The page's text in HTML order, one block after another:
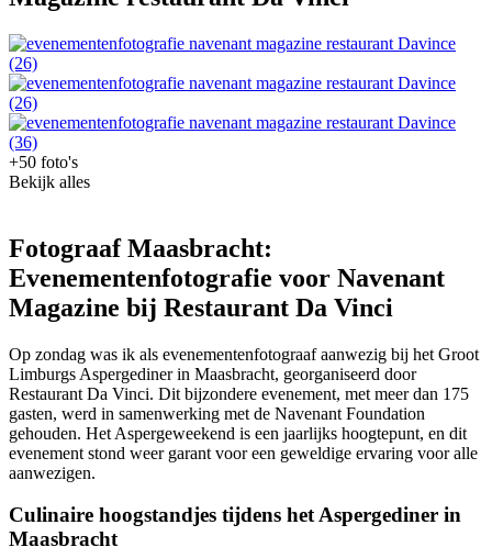
+50 foto's
Bekijk alles
Fotograaf Maasbracht:
Evenementenfotografie voor Navenant
Magazine bij Restaurant Da Vinci
Op zondag was ik als evenementenfotograaf aanwezig bij het Groot
Limburgs Aspergediner in Maasbracht, georganiseerd door
Restaurant Da Vinci. Dit bijzondere evenement, met meer dan 175
gasten, werd in samenwerking met de Navenant Foundation
gehouden. Het Aspergeweekend is een jaarlijks hoogtepunt, en dit
evenement stond weer garant voor een geweldige ervaring voor alle
aanwezigen.
Culinaire hoogstandjes tijdens het Aspergediner in
Maasbracht